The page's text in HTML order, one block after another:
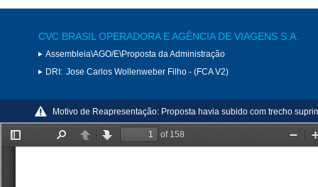
CVC BRASIL OPERADORA E AGÊNCIA DE VIAGENS S.A.
Assembleia\AGO/E\Proposta da Administração
DRI: Jose Carlos Wollenweber Filho - (FCA V2)
Motivo de Reapresentação: Proposta havia subido com trecho